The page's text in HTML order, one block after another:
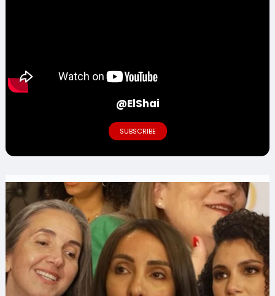
@ElShai
SUBSCRIBE